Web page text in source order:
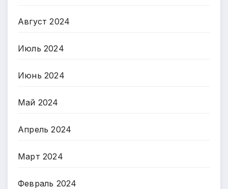
Август 2024
Июль 2024
Июнь 2024
Май 2024
Апрель 2024
Март 2024
Февраль 2024